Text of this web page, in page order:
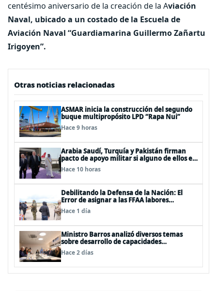
centésimo aniversario de la creación de la Aviación
Naval, ubicado a un costado de la Escuela de
Aviación Naval “Guardiamarina Guillermo Zañartu
Irigoyen”.
Otras noticias relacionadas
ASMAR inicia la construcción del segundo
buque multipropósito LPD “Rapa Nui”
Hace 9 horas
Arabia Saudí, Turquía y Pakistán firman
pacto de apoyo militar si alguno de ellos es
atacado
Hace 10 horas
Debilitando la Defensa de la Nación: El
Error de asignar a las FFAA labores
policiales
Hace 1 día
Ministro Barros analizó diversos temas
sobre desarrollo de capacidades
estratégicas en sesión del Consejo de
Política Espacial
Hace 2 días